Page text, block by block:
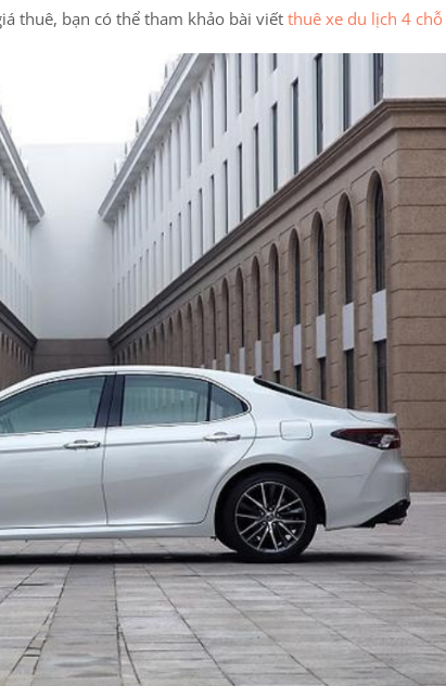
thuê, bạn có thể tham khảo bài viết thuê xe du lịch 4 chỗ